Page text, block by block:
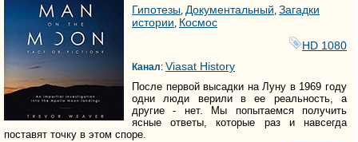
Гипотезы, Документальный, Загадки
истории, Космос
HD 1080
Канал: Viasat History
После первой высадки на Луну в 1969 году
одни люди верили в ее реальность, а
другие - нет. Мы попытаемся получить
ясные ответы, которые раз и навсегда
поставят точку в этом споре.